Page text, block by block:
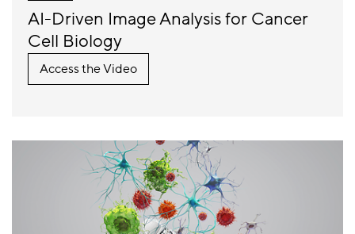
AI-Driven Image Analysis for Cancer
Cell Biology
Access the Video